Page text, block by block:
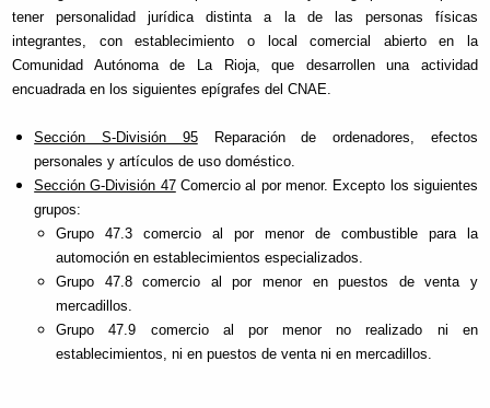
tener personalidad jurídica distinta a la de las personas físicas
integrantes, con establecimiento o local comercial abierto en la
Comunidad Autónoma de La Rioja, que desarrollen una actividad
encuadrada en los siguientes epígrafes del CNAE.
Sección S-División 95Reparación de ordenadores, efectos
personales y artículos de uso doméstico.
Sección G-División 47Comercio al por menor. Excepto los siguientes
grupos:
Grupo 47.3 comercio al por menor de combustible para la
automoción en establecimientos especializados.
Grupo 47.8 comercio al por menor en puestos de venta y
mercadillos.
Grupo 47.9 comercio al por menor no realizado ni en
establecimientos, ni en puestos de venta ni en mercadillos.